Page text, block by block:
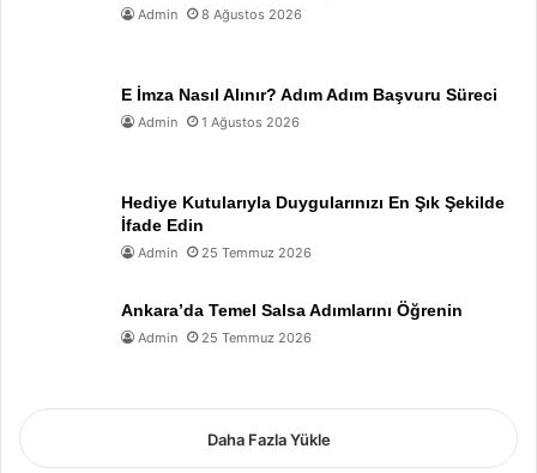
Admin 8 Ağustos 2026
E İmza Nasıl Alınır? Adım Adım Başvuru Süreci
Admin 1 Ağustos 2026
Hediye Kutularıyla Duygularınızı En Şık Şekilde
İfade Edin
Admin 25 Temmuz 2026
Ankara’da Temel Salsa Adımlarını Öğrenin
Admin 25 Temmuz 2026
Daha Fazla Yükle